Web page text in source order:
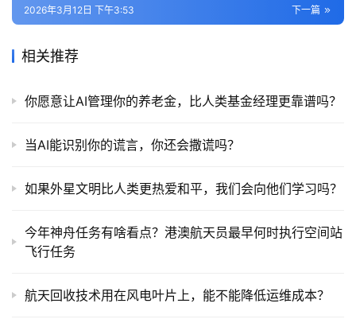
下一篇
2026年3月12日 下午3:53
相关推荐
你愿意让AI管理你的养老金，比人类基金经理更靠谱吗？
当AI能识别你的谎言，你还会撒谎吗？
如果外星文明比人类更热爱和平，我们会向他们学习吗？
今年神舟任务有啥看点？港澳航天员最早何时执行空间站
飞行任务
航天回收技术用在风电叶片上，能不能降低运维成本？